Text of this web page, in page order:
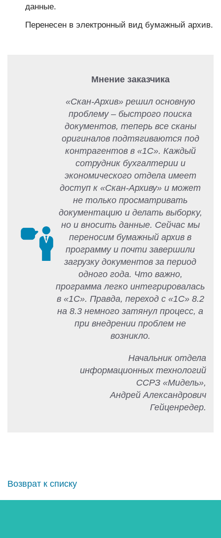
данные.
Перенесен в электронный вид бумажный архив.
Мнение заказчика
«Скан-Архив» решил основную
проблему – быстрого поиска
документов, теперь все сканы
оригиналов подтягиваются под
контрагентов в «1С». Каждый
сотрудник бухгалтерии и
экономического отдела имеет
доступ к «Скан-Архиву» и может
не только просматривать
документацию и делать выборку,
но и вносить данные. Сейчас мы
переносим бумажный архив в
программу и почти завершили
загрузку документов за период
одного года. Что важно,
программа легко интегрировалась
в «1С». Правда, переход с «1С» 8.2
на 8.3 немного затянул процесс, а
при внедрении проблем не
возникло.
Начальник отдела
информационных технологий
ССРЗ «Мидель»,
Андрей Александрович
Гейценредер.
Возврат к списку